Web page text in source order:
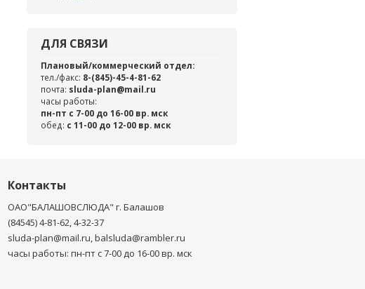
ДЛЯ СВЯЗИ
Плановый/коммерческий отдел:
тел./факс: 8-(845)-45-4-81-62
почта: sluda-plan@mail.ru
часы работы:
пн-пт с 7-00 до 16-00 вр. мск
обед: c 11-00 до 12-00 вр. мск
Контакты
ОАО"БАЛАШОВСЛЮДА" г. Балашов
(84545) 4-81-62, 4-32-37
sluda-plan@mail.ru, balsluda@rambler.ru
часы работы: пн-пт с 7-00 до 16-00 вр. мск